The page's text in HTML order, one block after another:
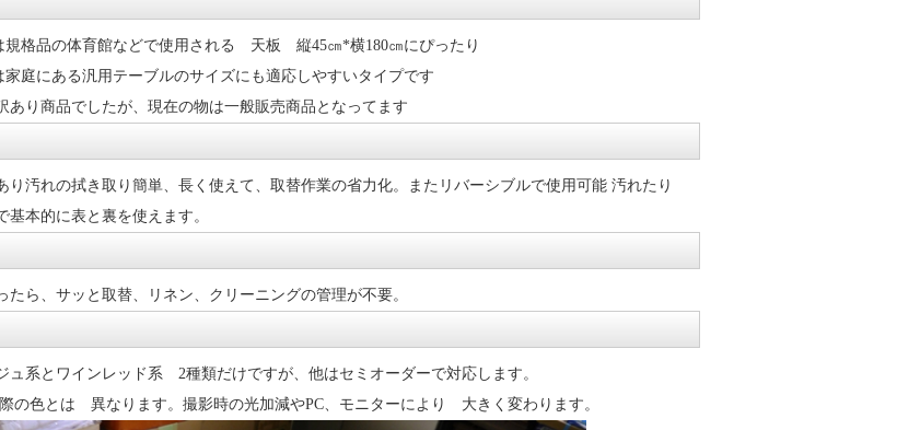
規格品の体育館などで使用される 天板 縦45㎝*横180㎝にぴったり
家庭にある汎用テーブルのサイズにも適応しやすいタイプです
あり商品でしたが、現在の物は一般販売商品となってます
り汚れの拭き取り簡単、長く使えて、取替作業の省力化。またリバーシブルで使用可能 汚れたり
基本的に表と裏を使えます。
たら、サッと取替、リネン、クリーニングの管理が不要。
ュ系とワインレッド系 2種類だけですが、他はセミオーダーで対応します。
の色とは 異なります。撮影時の光加減やPC、モニターにより 大きく変わります。